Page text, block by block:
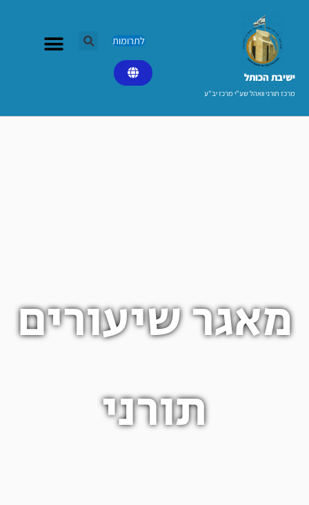
ישיבת הכותל​
מרכז תורני וואהל שע"י מרכז יב"ע
לתרומות
מאגר שיעורים
תורני